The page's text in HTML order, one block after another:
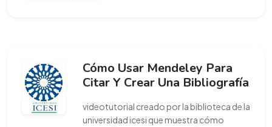
Cómo Usar Mendeley Para
Citar Y Crear Una Bibliografía
videotutorial creado por la biblioteca de la
universidad icesi que muestra cómo